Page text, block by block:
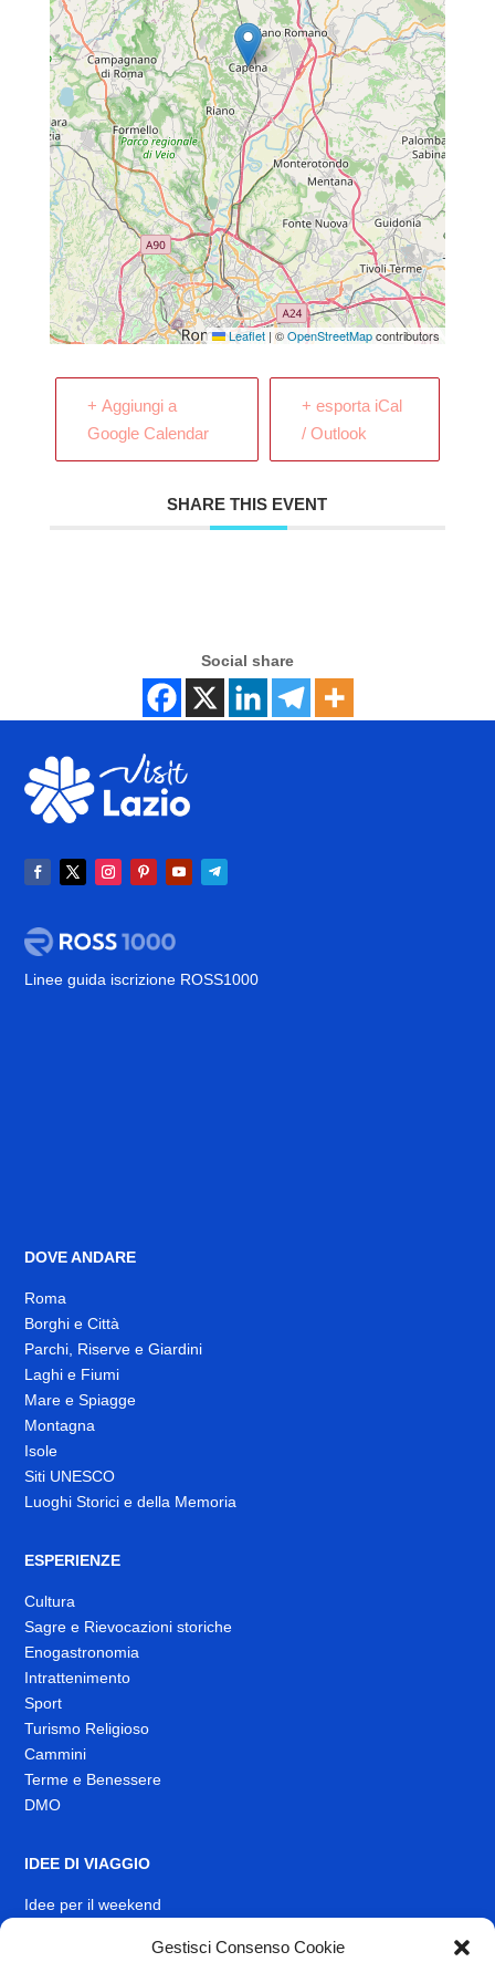
Gestisci Consenso Cookie
Leaflet | ©OpenStreetMapcontributors
+ Aggiungi a
Google Calendar
+ esporta iCal
/ Outlook
SHARE THIS EVENT
Social share
Linee guida iscrizione ROSS1000
DOVE ANDARE
Roma
Borghi e Città
Parchi, Riserve e Giardini
Laghi e Fiumi
Mare e Spiagge
Montagna
Isole
Siti UNESCO
Luoghi Storici e della Memoria
ESPERIENZE
Cultura
Sagre e Rievocazioni storiche
Enogastronomia
Intrattenimento
Sport
Turismo Religioso
Cammini
Terme e Benessere
DMO
IDEE DI VIAGGIO
Idee per il weekend